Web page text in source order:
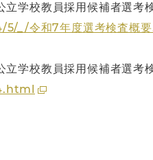
学校教員採用候補者選考
令和7年度選考検査概
学校教員採用候補者選考